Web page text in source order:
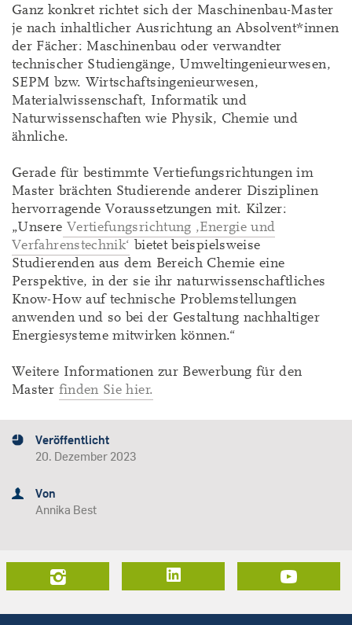
Ganz konkret richtet sich der Maschinenbau-Master
je nach inhaltlicher Ausrichtung an Absolvent*innen
der Fächer: Maschinenbau oder verwandter
technischer Studiengänge, Umweltingenieurwesen,
SEPM bzw. Wirtschaftsingenieurwesen,
Materialwissenschaft, Informatik und
Naturwissenschaften wie Physik, Chemie und
ähnliche.
Gerade für bestimmte Vertiefungsrichtungen im
Master brächten Studierende anderer Disziplinen
hervorragende Voraussetzungen mit. Kilzer:
„Unsere Vertiefungsrichtung ‚Energie und
Verfahrenstechnik‘ bietet beispielsweise
Studierenden aus dem Bereich Chemie eine
Perspektive, in der sie ihr naturwissenschaftliches
Know-How auf technische Problemstellungen
anwenden und so bei der Gestaltung nachhaltiger
Energiesysteme mitwirken können.“
Weitere Informationen zur Bewerbung für den
Master finden Sie hier.
Veröffentlicht
20. Dezember 2023
Von
Annika Best